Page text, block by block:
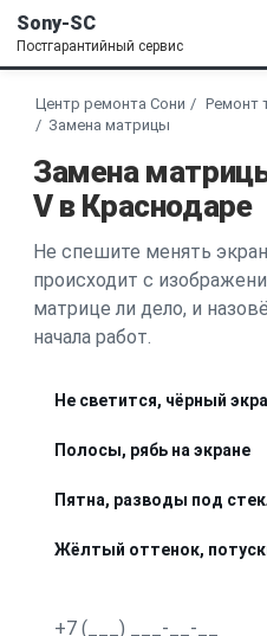
Sony-SC
Постгарантийный сервис
Центр ремонта Сони Ремонт
Замена матрицы
Замена
V в Краснодаре
Не спешите менять
происходит с
матрице ли дело, и
начала работ.
Не светится, чёрный
Полосы, рябь на экране
Пятна, разводы под
Жёлтый оттенок,